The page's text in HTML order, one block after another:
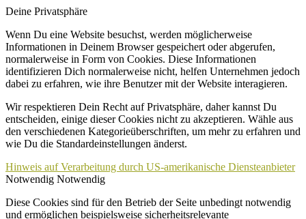
Deine Privatsphäre
Wenn Du eine Website besuchst, werden möglicherweise
Informationen in Deinem Browser gespeichert oder abgerufen,
normalerweise in Form von Cookies. Diese Informationen
identifizieren Dich normalerweise nicht, helfen Unternehmen jedoch
dabei zu erfahren, wie ihre Benutzer mit der Website interagieren.
Wir respektieren Dein Recht auf Privatsphäre, daher kannst Du
entscheiden, einige dieser Cookies nicht zu akzeptieren. Wähle aus
den verschiedenen Kategorieüberschriften, um mehr zu erfahren und
wie Du die Standardeinstellungen änderst.
Hinweis auf Verarbeitung durch US-amerikanische Diensteanbieter
Notwendig Notwendig
Diese Cookies sind für den Betrieb der Seite unbedingt notwendig
und ermöglichen beispielsweise sicherheitsrelevante